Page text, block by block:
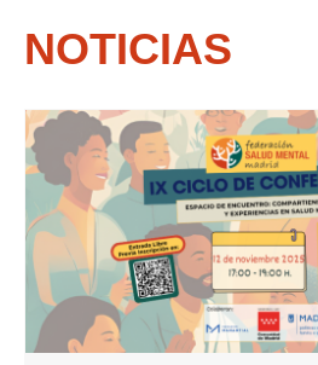
NOTICIAS